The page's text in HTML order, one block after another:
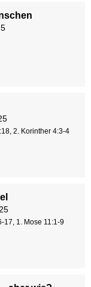
2. Korinther 4:3-4
17, 1. Mose 11:1-9